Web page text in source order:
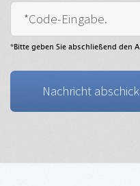
*Bitte geben Sie abschließend den